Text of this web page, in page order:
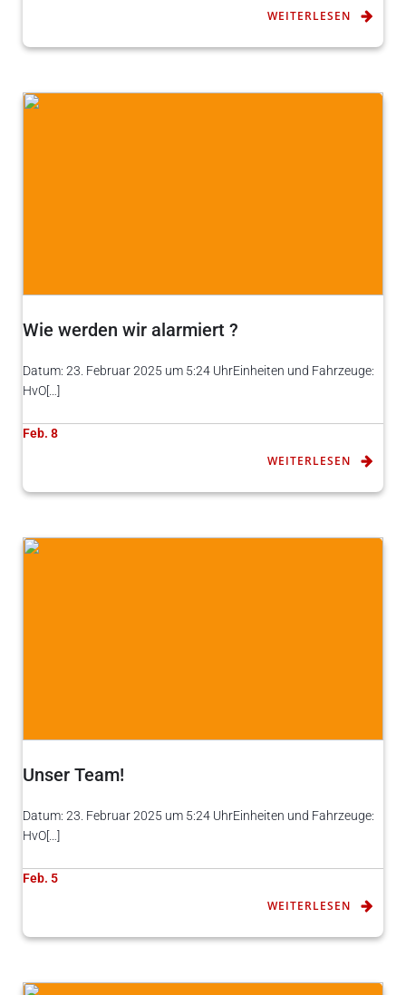
WEITERLESEN
Wie werden wir alarmiert ?
Datum: 23. Februar 2025 um 5:24 UhrEinheiten und Fahrzeuge:
HvO[…]
Feb. 8
WEITERLESEN
Unser Team!
Datum: 23. Februar 2025 um 5:24 UhrEinheiten und Fahrzeuge:
HvO[…]
Feb. 5
WEITERLESEN